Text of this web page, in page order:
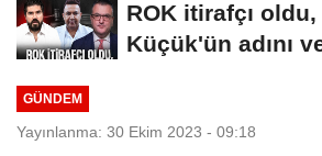
ROK itirafçı oldu,
Küçük'ün adını
GÜNDEM
Yayınlanma: 30 Ekim 2023 - 09:18